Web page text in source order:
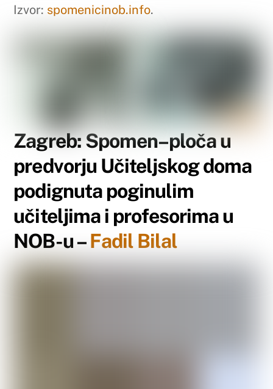
Izvor: spomenicinob.info.
Zagreb: Spomen–ploča u
predvorju Učiteljskog doma
podignuta poginulim
učiteljima i profesorima u
NOB-u –Fadil Bilal